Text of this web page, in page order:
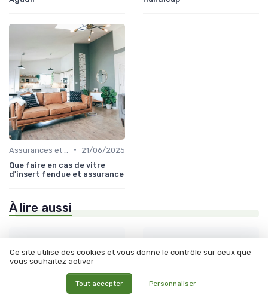
•
21/06/2025
Que faire en cas de vitre
d'insert fendue et assurance
À lire aussi
LMNP vs SCI : le... DPE en location : ce...
Ce site utilise des cookies et vous donne le contrôle sur ceux que
vous souhaitez activer
Tout accepter Personnaliser